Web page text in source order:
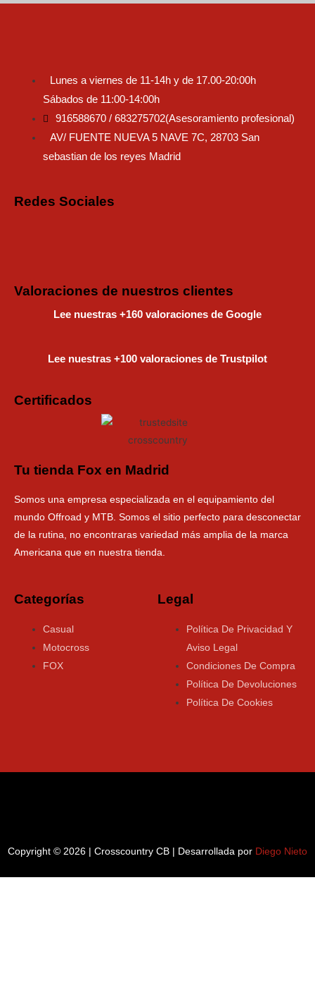
Lunes a viernes de 11-14h y de 17.00-20:00h
Sábados de 11:00-14:00h
916588670 / 683275702(Asesoramiento profesional)
AV/ FUENTE NUEVA 5 NAVE 7C, 28703 San
sebastian de los reyes Madrid
Redes Sociales
Valoraciones de nuestros clientes
Lee nuestras +160 valoraciones de Google
Lee nuestras +100 valoraciones de Trustpilot
Certificados
Tu tienda Fox en Madrid
Somos una empresa especializada en el equipamiento del
mundo Offroad y MTB. Somos el sitio perfecto para desconectar
de la rutina, no encontraras variedad más amplia de la marca
Americana que en nuestra tienda.
Categorías
Casual
Motocross
FOX
Legal
Política De Privacidad Y
Aviso Legal
Condiciones De Compra
Política De Devoluciones
Política De Cookies
Copyright © 2026 | Crosscountry CB | Desarrollada por Diego Nieto